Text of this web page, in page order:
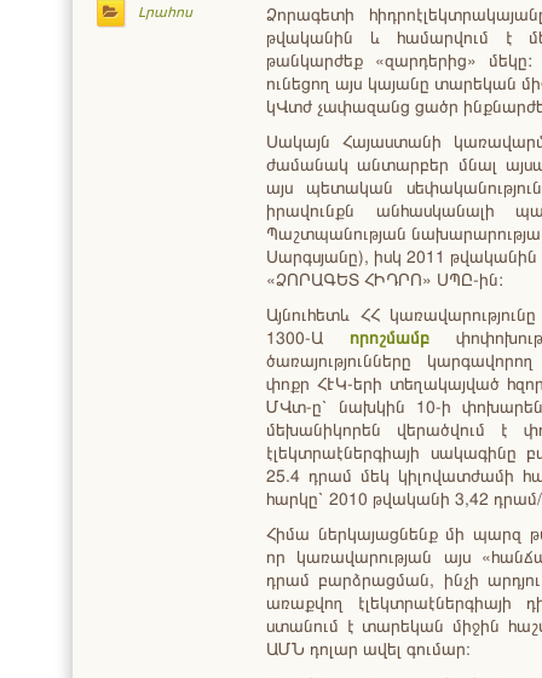
Լրահոս
Ձորագետի
թվականին և համարվում է
թանկարժեք «զարդերից» մեկը:
ունեցող այս կայանը տարեկան
կՎտժ չափազանց ցածր
Սակայն Հայաստանի
ժամանակ անտարբեր մնալ
այս պետական
իրավունքն անհասկանալի
Պաշտպանության
Սարգսյանը), իսկ 2011
«ՁՈՐԱԳԵՏ ՀԻԴՐՈ» ՍՊԸ-ին:
Այնուհետև ՀՀ
1300-Ա որոշմամբ
ծառայությունները
փոքր ՀԷԿ-երի տեղակայված
ՄՎտ-ը՝ նախկին 10-ի փոխարեն,
մեխանիկորեն վերածվում է
էլեկտրաէներգիայի սակագինը
25.4 դրամ մեկ կիլովատժամի
հարկը՝ 2010 թվականի 3,42
Հիմա ներկայացնենք մի պարզ
որ կառավարության այս
դրամ բարձրացման, ինչի
առաքվող էլեկտրաէներգիայի
ստանում է տարեկան միջին
ԱՄՆ դոլար ավել գումար։